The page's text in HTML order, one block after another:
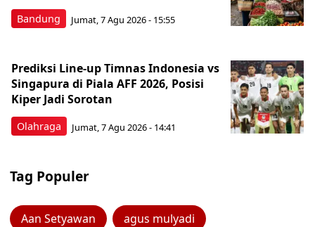
Bandung Jumat, 7 Agu 2026 - 15:55
Olahraga
Prediksi Line-up Timnas Indonesia vs
Singapura di Piala AFF 2026, Posisi
Kiper Jadi Sorotan
Jumat, 7 Agu 2026 - 14:41
Tag Populer
Aan Setyawan agus mulyadi